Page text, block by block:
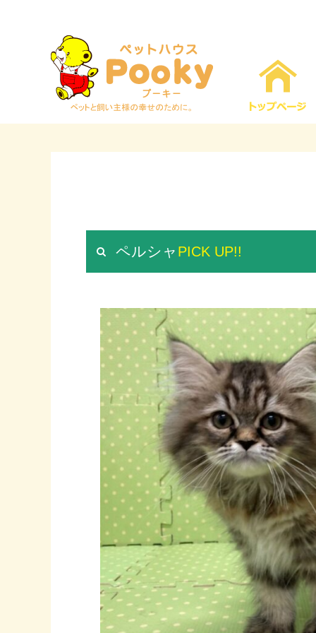
ペルシャ PICK UP!!